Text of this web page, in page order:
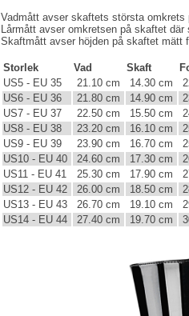
Vadmått avser skaftets största omkrets
Lårmått avser omkretsen på skaftet där
Skaftmått avser höjden på skaftet mätt
Storlek Vad Skaft
US5 - EU 35
21.10 cm 14.30 cm
US6 - EU 36
21.80 cm 14.90 cm
US7 - EU 37
22.50 cm 15.50 cm
US8 - EU 38
23.20 cm 16.10 cm
US9 - EU 39
23.90 cm 16.70 cm
US10 - EU 40
24.60 cm 17.30 cm
US11 - EU 41
25.30 cm 17.90 cm
US12 - EU 42
26.00 cm 18.50 cm
US13 - EU 43
26.70 cm 19.10 cm
US14 - EU 44
27.40 cm 19.70 cm